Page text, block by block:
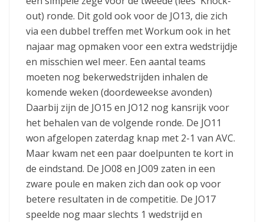
out) ronde. Dit gold ook voor de JO13, die zich
via een dubbel treffen met Workum ook in het
najaar mag opmaken voor een extra wedstrijdje
en misschien wel meer. Een aantal teams
moeten nog bekerwedstrijden inhalen de
komende weken (doordeweekse avonden)
Daarbij zijn de JO15 en JO12 nog kansrijk voor
het behalen van de volgende ronde. De JO11
won afgelopen zaterdag knap met 2-1 van AVC.
Maar kwam net een paar doelpunten te kort in
de eindstand. De JO08 en JO09 zaten in een
zware poule en maken zich dan ook op voor
betere resultaten in de competitie. De JO17
speelde nog maar slechts 1 wedstrijd en